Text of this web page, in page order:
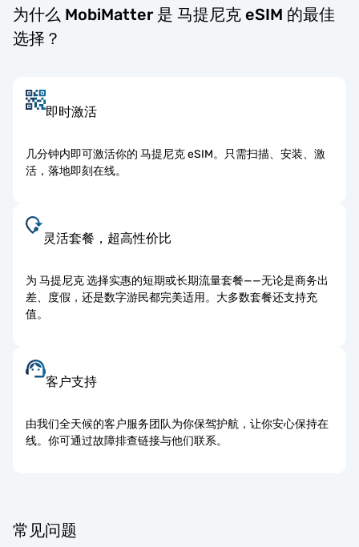
为什么 MobiMatter 是 马提尼克 eSIM 的最佳
选择？
即时激活
几分钟内即可激活你的 马提尼克 eSIM。只需扫描、安装、激
活，落地即刻在线。
灵活套餐，超高性价比
为 马提尼克 选择实惠的短期或长期流量套餐——无论是商务出
差、度假，还是数字游民都完美适用。大多数套餐还支持充
值。
客户支持
由我们全天候的客户服务团队为你保驾护航，让你安心保持在
线。你可通过故障排查链接与他们联系。
常见问题